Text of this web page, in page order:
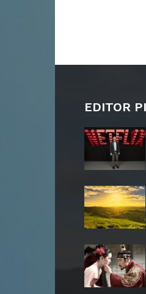
EDITOR